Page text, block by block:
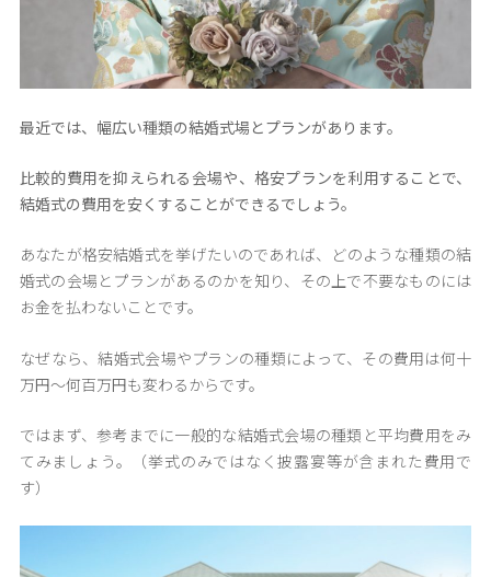
最近では、幅広い種類の結婚式場とプランがあります。
比較的費用を抑えられる会場や、格安プランを利用することで、
結婚式の費用を安くすることができるでしょう。
あなたが格安結婚式を挙げたいのであれば、どのような種類の結
婚式の会場とプランがあるのかを知り、その上で不要なものには
お金を払わないことです。
なぜなら、結婚式会場やプランの種類によって、その費用は何十
万円～何百万円も変わるからです。
ではまず、参考までに一般的な結婚式会場の種類と平均費用をみ
てみましょう。（挙式のみではなく披露宴等が含まれた費用で
す）